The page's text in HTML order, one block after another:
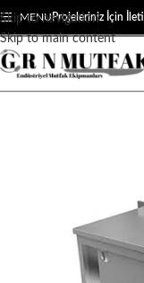
Skip to navigation
Skip to main content
MENUProjeleriniz İçin